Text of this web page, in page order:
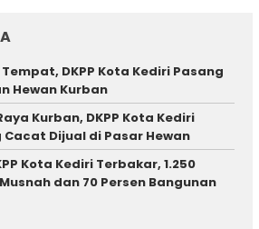
DKPP Kota Kediri Pasang
Hewan Kurban
Kurban, DKPP Kota Kediri
Dijual di Pasar Hewan
Kota Kediri Terbakar, 1.250
dan 70 Persen Bangunan